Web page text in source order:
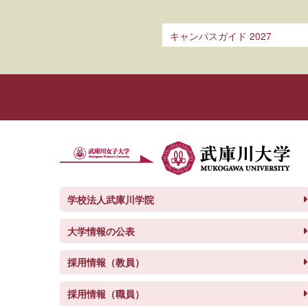
キャンパスガイド 2027
学校法人武庫川学院
大学情報の公表
採用情報（教員）
採用情報（職員）